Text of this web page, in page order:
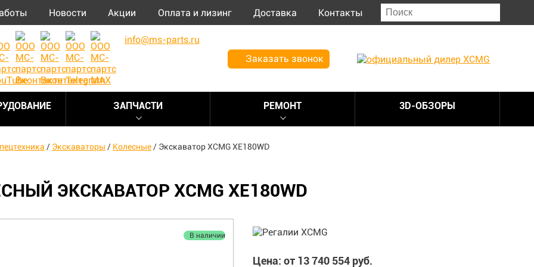
Новости Акции Оплата и лизинг Доставка Контакты
info@ms-parts.ru
Заказать звонок
ЗАПЧАСТИ РЕМОНТ 3D-ОБЗОРЫ
/ Экскаваторы / Колесные / Экскаватор XCMG XE180WD
ЭКСКАВАТОР XCMG XE180WD
В наличии
Цена: от 13 740 554 руб.